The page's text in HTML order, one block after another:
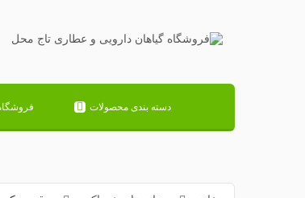
دسته بندی محصولات